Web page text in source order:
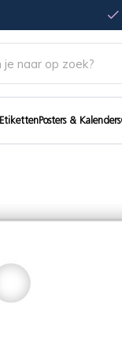
EtikettenPosters & Kalenders